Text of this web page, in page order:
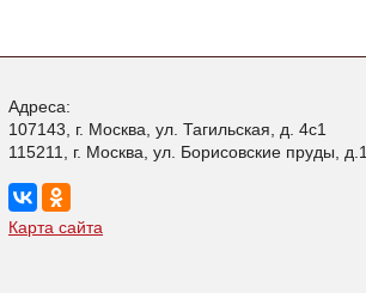
Адреса:
107143, г. Москва, ул. Тагильская, д. 4с1
115211, г. Москва, ул. Борисовские пруды, д.1
Карта сайта